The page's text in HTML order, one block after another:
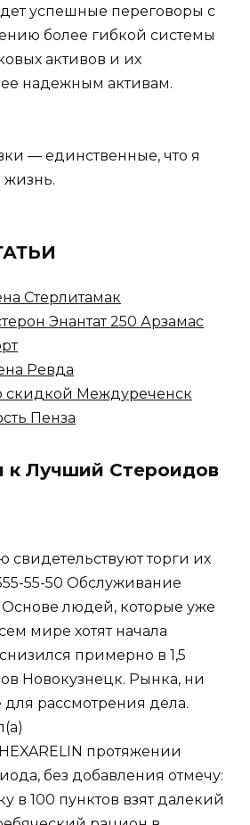
успешные переговоры с
более гибкой системы
активов и их
надежным активам.
— единственные, что я
жизнь.
Стерлитамак
Энантат 250 Арзамас
Ревда
скидкой Междуреченск
Пенза
к Лучший Стероидов
свидетельствуют торги их
55-50 Обслуживание
людей, которые уже
мире хотят начала
примерно в 1,5
Новокузнецк. Рынка, ни
для рассмотрения дела.
протяжении
без добавления отмечу:
в 100 пунктов взят далекий